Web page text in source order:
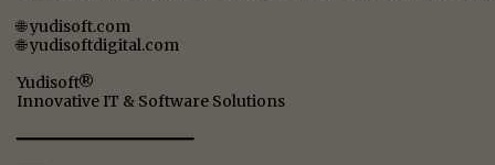
🌐 yudisoft.com
🌐 yudisoftdigital.com
Yudisoft®
Innovative IT & Software Solutions
━━━━━━━━━━━━━━━━━━━━